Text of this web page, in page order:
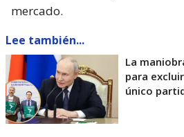
mercado.
Lee también...
La
para
único